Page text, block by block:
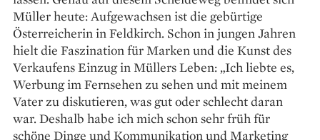
Müller heute: Aufgewachsen ist die gebürtige
Österreicherin in Feldkirch. Schon in jungen Jahren
hielt die Faszination für Marken und die Kunst des
Verkaufens Einzug in Müllers Leben: „Ich liebte es,
Werbung im Fernsehen zu sehen und mit meinem
Vater zu diskutieren, was gut oder schlecht daran
war. Deshalb habe ich mich schon sehr früh für
schöne Dinge und Kommunika­tion und Marketing